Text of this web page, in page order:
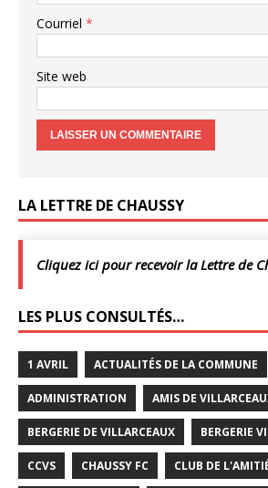
Courriel *
Site web
LA LETTRE DE CHAUSSY
Cliquez ici pour recevoir la Lettre de
LES PLUS CONSULTÉS…
1 AVRIL ACTUALITÉS DE LA COMMUNE
ADMINISTRATION AMIS DE
BERGERIE DE VILLARCEAUX BERGERIE
CCVS CHAUSSY FC CLUB DE